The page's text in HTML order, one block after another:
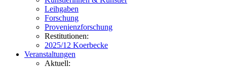
Leihgaben
Forschung
Provenienzforschung
Restitutionen:
2025/12 Koerbecke
Veranstaltungen
Aktuell: